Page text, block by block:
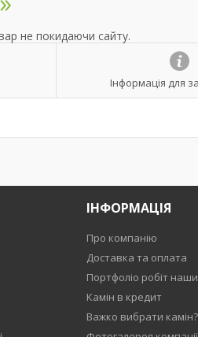
не покидаючи сайту.
Інформація для
ІНФОРМАЦІЯ
Про компанію
Доставка та оплата
Портфоліо робіт
Камін в кредит
Важко вибрати камін?